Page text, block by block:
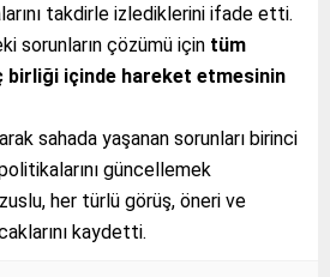
takdirle izlediklerini ifade etti.
sorunların çözümü için tüm
birliği içinde hareket etmesinin
sahada yaşanan sorunları birinci
güncellemek
her türlü görüş, öneri ve
kaydetti.